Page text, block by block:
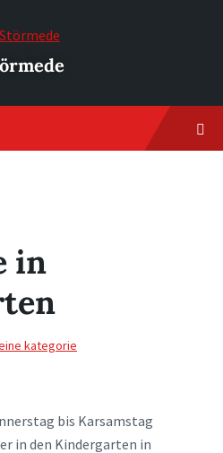
in
kategorie
bis Karsamstag
in den Kindergarten in